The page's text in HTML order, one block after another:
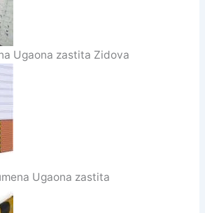
Ugaona zastita Zidova
Ugaona zastita